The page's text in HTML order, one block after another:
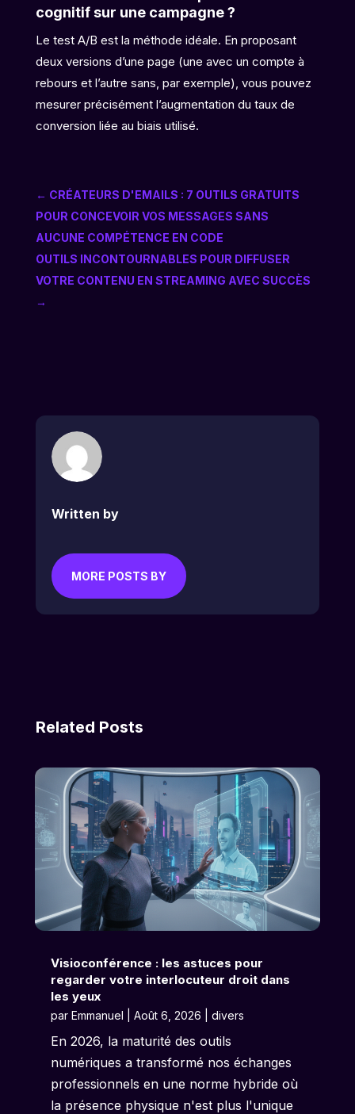
cognitif sur une campagne ?
Le test A/B est la méthode idéale. En proposant
deux versions d’une page (une avec un compte à
rebours et l’autre sans, par exemple), vous pouvez
mesurer précisément l’augmentation du taux de
conversion liée au biais utilisé.
← CRÉATEURS D'EMAILS : 7 OUTILS GRATUITS
POUR CONCEVOIR VOS MESSAGES SANS
AUCUNE COMPÉTENCE EN CODE
OUTILS INCONTOURNABLES POUR DIFFUSER
VOTRE CONTENU EN STREAMING AVEC SUCCÈS
→
Written by
MORE POSTS BY
Related Posts
Visioconférence : les astuces pour
regarder votre interlocuteur droit dans
les yeux
par Emmanuel Août 6, 2026 divers
En 2026, la maturité des outils
numériques a transformé nos échanges
professionnels en une norme hybride où
la présence physique n'est plus l'unique